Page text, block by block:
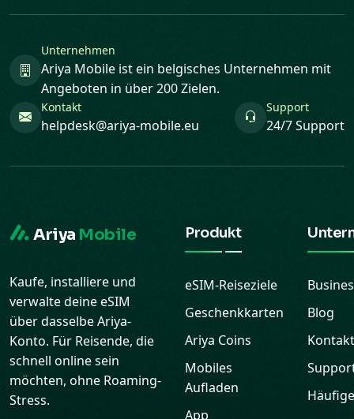
Unternehmen
Ariya Mobile ist ein belgisches Unternehmen mit
Angeboten in über 200 Zielen.
Kontakt
helpdesk@ariya-mobile.eu
Support
24/7 Support
Ariya Mobile
Kaufe, installiere und
verwalte deine eSIM
über dasselbe Ariya-
Konto. Für Reisende, die
schnell online sein
möchten, ohne Roaming-
Stress.
Produkt
eSIM-Reiseziele
Geschenkkarten
Ariya Coins
Mobiles
Aufladen
App
Blog
Kontakt